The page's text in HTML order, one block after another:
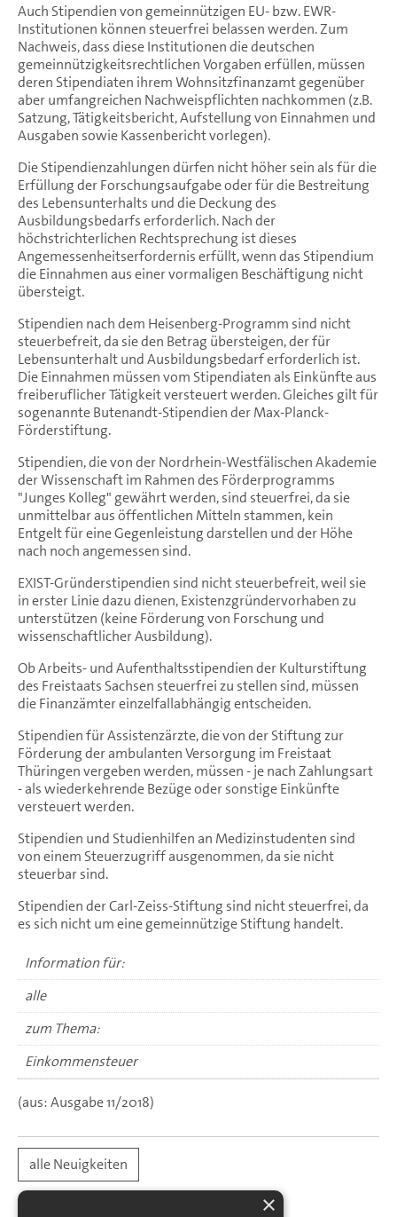
Auch Stipendien von gemeinnützigen EU- bzw. EWR-
Institutionen können steuerfrei belassen werden. Zum
Nachweis, dass diese Institutionen die deutschen
gemeinnützigkeitsrechtlichen Vorgaben erfüllen, müssen
deren Stipendiaten ihrem Wohnsitzfinanzamt gegenüber
aber umfangreichen Nachweispflichten nachkommen (z.B.
Satzung, Tätigkeitsbericht, Aufstellung von Einnahmen und
Ausgaben sowie Kassenbericht vorlegen).
Die Stipendienzahlungen dürfen nicht höher sein als für die
Erfüllung der Forschungsaufgabe oder für die Bestreitung
des Lebensunterhalts und die Deckung des
Ausbildungsbedarfs erforderlich. Nach der
höchstrichterlichen Rechtsprechung ist dieses
Angemessenheitserfordernis erfüllt, wenn das Stipendium
die Einnahmen aus einer vormaligen Beschäftigung nicht
übersteigt.
Stipendien nach dem Heisenberg-Programm sind nicht
steuerbefreit, da sie den Betrag übersteigen, der für
Lebensunterhalt und Ausbildungsbedarf erforderlich ist.
Die Einnahmen müssen vom Stipendiaten als Einkünfte aus
freiberuflicher Tätigkeit versteuert werden. Gleiches gilt für
sogenannte Butenandt-Stipendien der Max-Planck-
Förderstiftung.
Stipendien, die von der Nordrhein-Westfälischen Akademie
der Wissenschaft im Rahmen des Förderprogramms
"Junges Kolleg" gewährt werden, sind steuerfrei, da sie
unmittelbar aus öffentlichen Mitteln stammen, kein
Entgelt für eine Gegenleistung darstellen und der Höhe
nach noch angemessen sind.
EXIST-Gründerstipendien sind nicht steuerbefreit, weil sie
in erster Linie dazu dienen, Existenzgründervorhaben zu
unterstützen (keine Förderung von Forschung und
wissenschaftlicher Ausbildung).
Ob Arbeits- und Aufenthaltsstipendien der Kulturstiftung
des Freistaats Sachsen steuerfrei zu stellen sind, müssen
die Finanzämter einzelfallabhängig entscheiden.
Stipendien für Assistenzärzte, die von der Stiftung zur
Förderung der ambulanten Versorgung im Freistaat
Thüringen vergeben werden, müssen - je nach Zahlungsart
- als wiederkehrende Bezüge oder sonstige Einkünfte
versteuert werden.
Stipendien und Studienhilfen an Medizinstudenten sind
von einem Steuerzugriff ausgenommen, da sie nicht
steuerbar sind.
Stipendien der Carl-Zeiss-Stiftung sind nicht steuerfrei, da
es sich nicht um eine gemeinnützige Stiftung handelt.
Information für:
alle
zum Thema:
Einkommensteuer
(aus: Ausgabe 11/2018)
alle Neuigkeiten
×